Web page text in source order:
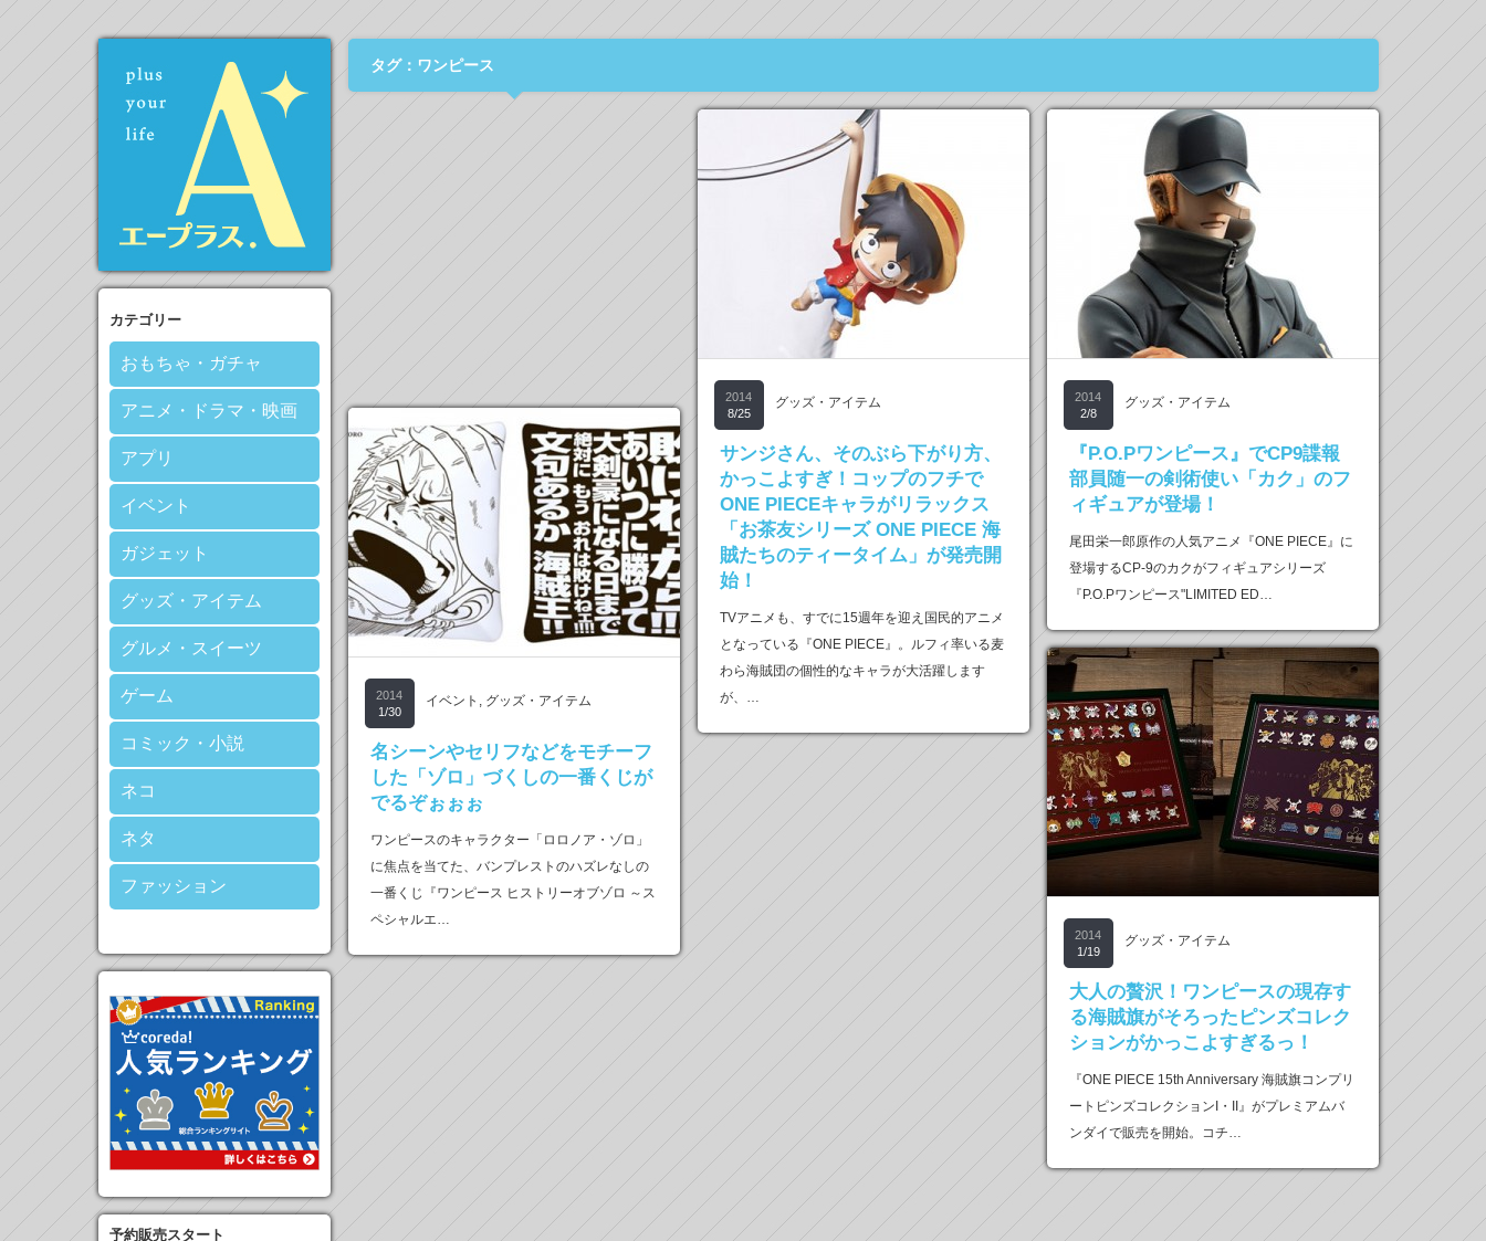
カテゴリー
おもちゃ・ガチャ
アニメ・ドラマ・映画
アプリ
イベント
ガジェット
グッズ・アイテム
グルメ・スイーツ
ゲーム
コミック・小説
ネコ
ネタ
ファッション
予約販売スタート
タグ：ワンピース
2014
8/25
グッズ・アイテム
サンジさん、そのぶら下がり方、
かっこよすぎ！コップのフチで
ONE PIECEキャラがリラックス
「お茶友シリーズ ONE PIECE 海
賊たちのティータイム」が発売開
始！
TVアニメも、すでに15週年を迎え国民的アニメ
となっている『ONE PIECE』。ルフィ率いる麦
わら海賊団の個性的なキャラが大活躍します
が、…
2014
2/8
グッズ・アイテム
『P.O.Pワンピース』でCP9諜報
部員随一の剣術使い「カク」のフ
ィギュアが登場！
尾田栄一郎原作の人気アニメ『ONE PIECE』に
登場するCP-9のカクがフィギュアシリーズ
『P.O.Pワンピース"LIMITED ED…
2014
1/30
イベント , グッズ・アイテム
名シーンやセリフなどをモチーフ
した「ゾロ」づくしの一番くじが
でるぞぉぉぉ
ワンピースのキャラクター「ロロノア・ゾロ」
に焦点を当てた、バンプレストのハズレなしの
一番くじ『ワンピース ヒストリーオブゾロ ～ス
ペシャルエ…
2014
1/19
グッズ・アイテム
大人の贅沢！ワンピースの現存す
る海賊旗がそろったピンズコレク
ションがかっこよすぎるっ！
『ONE PIECE 15th Anniversary 海賊旗コンプリ
ートピンズコレクションI・II』がプレミアムバ
ンダイで販売を開始。コチ…